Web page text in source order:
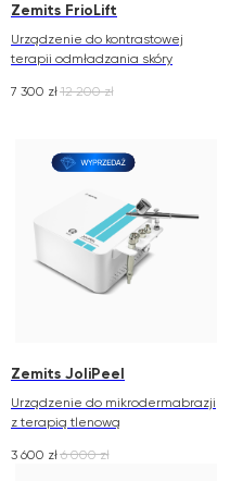
Zemits FrioLift
Urządzenie do kontrastowej
terapii odmładzania skóry
7 300 zł 12 200 zł
Zemits JoliPeel
Urządzenie do mikrodermabrazji
z terapią tlenową
3 600 zł 6 000 zł